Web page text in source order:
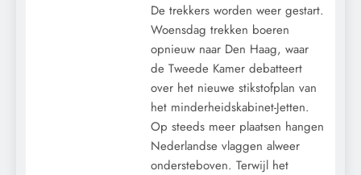
De trekkers worden weer gestart.
Woensdag trekken boeren
opnieuw naar Den Haag, waar
de Tweede Kamer debatteert
over het nieuwe stikstofplan van
het minderheidskabinet-Jetten.
Op steeds meer plaatsen hangen
Nederlandse vlaggen alweer
ondersteboven. Terwijl het